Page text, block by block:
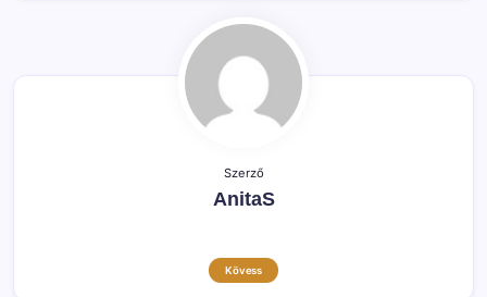
Szerző
AnitaS
Kövess